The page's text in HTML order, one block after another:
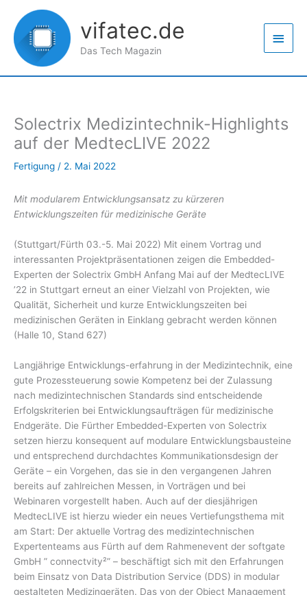
Inhalt
springen
vifatec.de
Das Tech Magazin
Solectrix Medizintechnik-Highlights
auf der MedtecLIVE 2022
Fertigung / 2. Mai 2022
Mit modularem Entwicklungsansatz zu kürzeren
Entwicklungszeiten für medizinische Geräte
(Stuttgart/Fürth 03.-5. Mai 2022) Mit einem Vortrag und
interessanten Projektpräsentationen zeigen die Embedded-
Experten der Solectrix GmbH Anfang Mai auf der MedtecLIVE
’22 in Stuttgart erneut an einer Vielzahl von Projekten, wie
Qualität, Sicherheit und kurze Entwicklungszeiten bei
medizinischen Geräten in Einklang gebracht werden können
(Halle 10, Stand 627)
Langjährige Entwicklungs-erfahrung in der Medizintechnik, eine
gute Prozessteuerung sowie Kompetenz bei der Zulassung
nach medizintechnischen Standards sind entscheidende
Erfolgskriterien bei Entwicklungsaufträgen für medizinische
Endgeräte. Die Fürther Embedded-Experten von Solectrix
setzen hierzu konsequent auf modulare Entwicklungsbausteine
und entsprechend durchdachtes Kommunikationsdesign der
Geräte – ein Vorgehen, das sie in den vergangenen Jahren
bereits auf zahlreichen Messen, in Vorträgen und bei
Webinaren vorgestellt haben. Auch auf der diesjährigen
MedtecLIVE ist hierzu wieder ein neues Vertiefungsthema mit
am Start: Der aktuelle Vortrag des medizintechnischen
Expertenteams aus Fürth auf dem Rahmenevent der softgate
GmbH ” connectvity²” – beschäftigt sich mit den Erfahrungen
beim Einsatz von Data Distribution Service (DDS) in modular
gestalteten Medizingeräten. Das von der Object Management